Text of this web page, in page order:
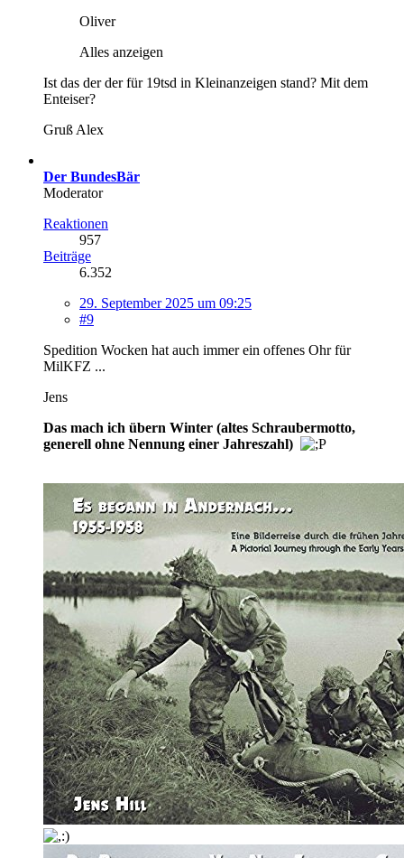
Oliver
Alles anzeigen
Ist das der der für 19tsd in Kleinanzeigen stand? Mit dem
Enteiser?
Gruß Alex
Der BundesBär
Moderator
Reaktionen
957
Beiträge
6.352
29. September 2025 um 09:25
#9
Spedition Wocken hat auch immer ein offenes Ohr für
MilKFZ ...
Jens
Das mach ich übern Winter (altes Schraubermotto,
generell ohne Nennung einer Jahreszahl)